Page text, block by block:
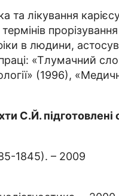
та лікування
в людини,
праці: «Тлумачний
(1996),
С.Й. підготовлені
1845). – 2009